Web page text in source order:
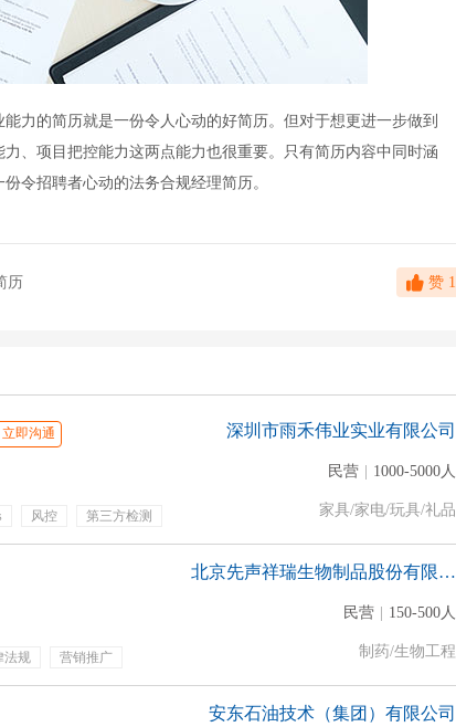
力的简历就是一份令人心动的好简历。但对于想更进一步做到
、项目把控能力这两点能力也很重要。只有简历内容中同时涵
令招聘者心动的法务合规经理简历。
历 赞 1
立即沟通
风控
第三方检测
节日福利 包吃
深圳市雨禾伟业实业有限公司
民营 1000-5000人
家具/家电/玩具/礼品
法规
营销推广
北京先声祥瑞生物制品股份有限公司
民营 150-500人
制药/生物工程
安东石油技术（集团）有限公司